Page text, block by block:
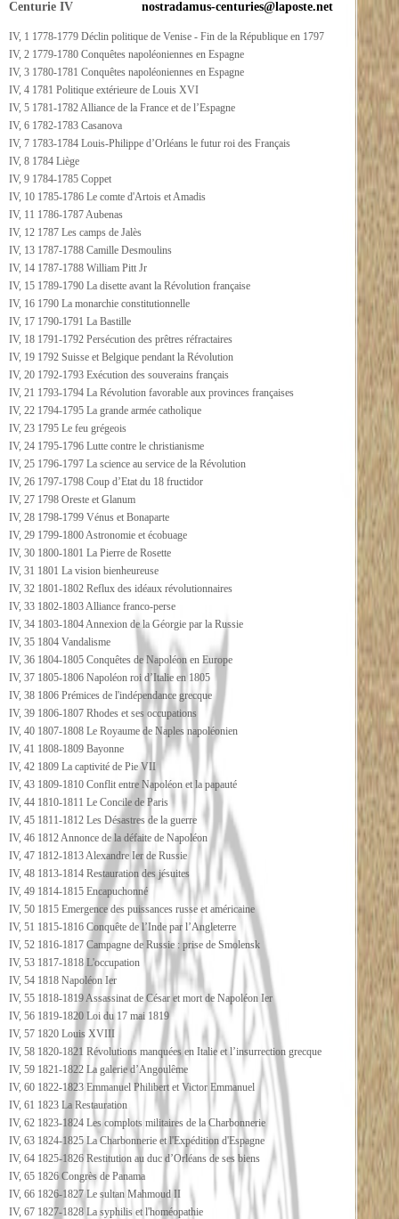
Centurie IV
IV, 1 1778-1779 Déclin politique de Venise - Fin de la République en 1797
IV, 2 1779-1780 Conquêtes napoléoniennes en Espagne
IV, 3 1780-1781 Conquêtes napoléoniennes en Espagne
IV, 4 1781 Politique extérieure de Louis XVI
IV, 5 1781-1782 Alliance de la France et de l’Espagne
IV, 6 1782-1783 Casanova
IV, 7 1783-1784 Louis-Philippe d’Orléans le futur roi des Français
IV, 8 1784 Liège
IV, 9 1784-1785 Coppet
IV, 10 1785-1786 Le comte d'Artois et Amadis
IV, 11 1786-1787 Aubenas
IV, 12 1787 Les camps de Jalès
IV, 13 1787-1788 Camille Desmoulins
IV, 14 1787-1788 William Pitt Jr
IV, 15 1789-1790 La disette avant la Révolution française
IV, 16 1790 La monarchie constitutionnelle
IV, 17 1790-1791 La Bastille
IV, 18 1791-1792 Persécution des prêtres réfractaires
IV, 19 1792 Suisse et Belgique pendant la Révolution
IV, 20 1792-1793 Exécution des souverains français
IV, 21 1793-1794 La Révolution favorable aux provinces françaises
IV, 22 1794-1795 La grande armée catholique
IV, 23 1795 Le feu grégeois
IV, 24 1795-1796 Lutte contre le christianisme
IV, 25 1796-1797 La science au service de la Révolution
IV, 26 1797-1798 Coup d’Etat du 18 fructidor
IV, 27 1798 Oreste et Glanum
IV, 28 1798-1799 Vénus et Bonaparte
IV, 29 1799-1800 Astronomie et écobuage
IV, 30 1800-1801 La Pierre de Rosette
IV, 31 1801 La vision bienheureuse
IV, 32 1801-1802 Reflux des idéaux révolutionnaires
IV, 33 1802-1803 Alliance franco-perse
IV, 34 1803-1804 Annexion de la Géorgie par la Russie
IV, 35 1804 Vandalisme
IV, 36 1804-1805 Conquêtes de Napoléon en Europe
IV, 37 1805-1806 Napoléon roi d’Italie en 1805
IV, 38 1806 Prémices de l'indépendance grecque
IV, 39 1806-1807 Rhodes et ses occupations
IV, 40 1807-1808 Le Royaume de Naples napoléonien
IV, 41 1808-1809 Bayonne
IV, 42 1809 La captivité de Pie VII
IV, 43 1809-1810 Conflit entre Napoléon et la papauté
IV, 44 1810-1811 Le Concile de Paris
IV, 45 1811-1812 Les Désastres de la guerre
IV, 46 1812 Annonce de la défaite de Napoléon
IV, 47 1812-1813 Alexandre Ier de Russie
IV, 48 1813-1814 Restauration des jésuites
IV, 49 1814-1815 Encapuchonné
IV, 50 1815 Emergence des puissances russe et américaine
IV, 51 1815-1816 Conquête de l’Inde par l’Angleterre
IV, 52 1816-1817 Campagne de Russie : prise de Smolensk
IV, 53 1817-1818 L'occupation
IV, 54 1818 Napoléon Ier
IV, 55 1818-1819 Assassinat de César et mort de Napoléon Ier
IV, 56 1819-1820 Loi du 17 mai 1819
IV, 57 1820 Louis XVIII
IV, 58 1820-1821 Révolutions manquées en Italie et l’insurrection grecque
IV, 59 1821-1822 La galerie d’Angoulême
IV, 60 1822-1823 Emmanuel Philibert et Victor Emmanuel
IV, 61 1823 La Restauration
IV, 62 1823-1824 Les complots militaires de la Charbonnerie
IV, 63 1824-1825 La Charbonnerie et l'Expédition d'Espagne
IV, 64 1825-1826 Restitution au duc d’Orléans de ses biens
IV, 65 1826 Congrès de Panama
IV, 66 1826-1827 Le sultan Mahmoud II
IV, 67 1827-1828 La syphilis et l'homéopathie
nostradamus-centuries@laposte.net